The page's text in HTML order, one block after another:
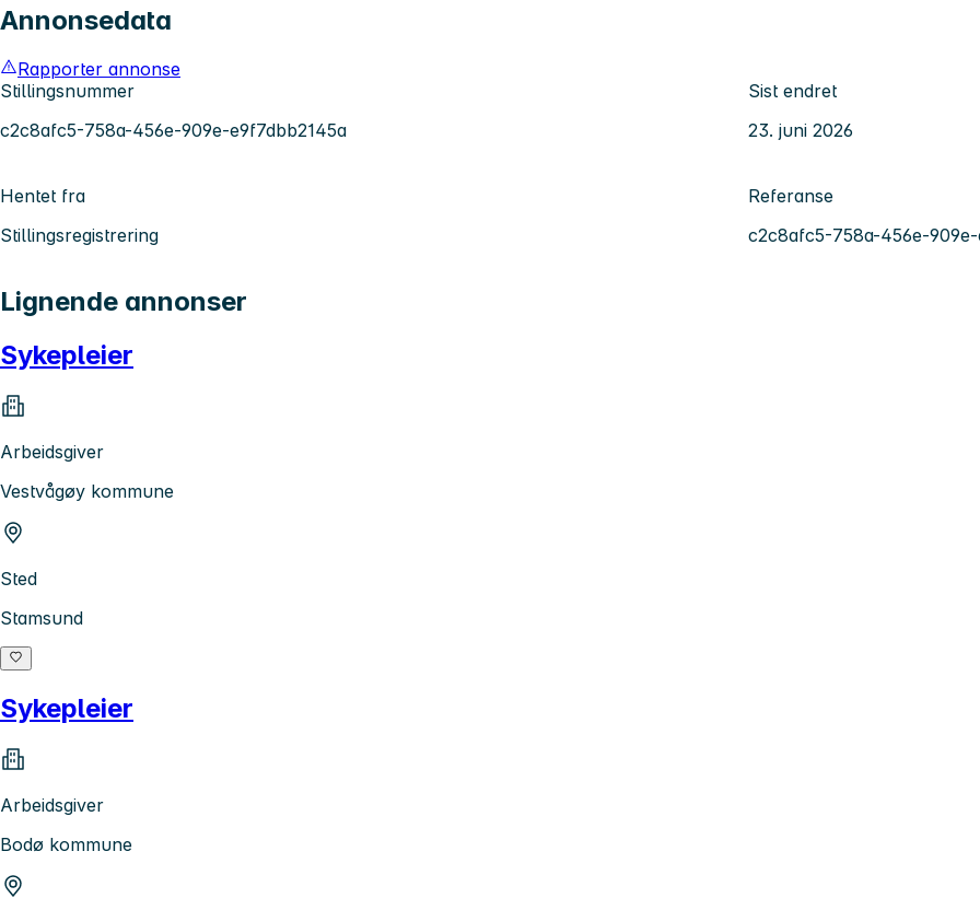
Annonsedata
Rapporter annonse
Stillingsnummer
c2c8afc5-758a-456e-909e-e9f7dbb2145a
Sist endret
23. juni 2026
Hentet fra
Stillingsregistrering
Referanse
c2c8afc5-758a-456e-
Lignende annonser
Sykepleier
Arbeidsgiver
Vestvågøy kommune
Sted
Stamsund
Sykepleier
Arbeidsgiver
Bodø kommune